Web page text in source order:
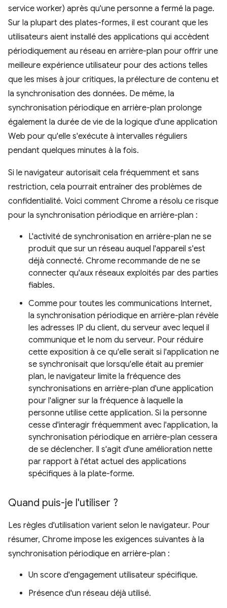
service worker) après qu'une personne a fermé la page.
Sur la plupart des plates-formes, il est courant que les
utilisateurs aient installé des applications qui accèdent
périodiquement au réseau en arrière-plan pour offrir une
meilleure expérience utilisateur pour des actions telles
que les mises à jour critiques, la prélecture de contenu et
la synchronisation des données. De même, la
synchronisation périodique en arrière-plan prolonge
également la durée de vie de la logique d'une application
Web pour qu'elle s'exécute à intervalles réguliers
pendant quelques minutes à la fois.
Si le navigateur autorisait cela fréquemment et sans
restriction, cela pourrait entraîner des problèmes de
confidentialité. Voici comment Chrome a résolu ce risque
pour la synchronisation périodique en arrière-plan :
L'activité de synchronisation en arrière-plan ne se
produit que sur un réseau auquel l'appareil s'est
déjà connecté. Chrome recommande de ne se
connecter qu'aux réseaux exploités par des parties
fiables.
Comme pour toutes les communications Internet,
la synchronisation périodique en arrière-plan révèle
les adresses IP du client, du serveur avec lequel il
communique et le nom du serveur. Pour réduire
cette exposition à ce qu'elle serait si l'application ne
se synchronisait que lorsqu'elle était au premier
plan, le navigateur limite la fréquence des
synchronisations en arrière-plan d'une application
pour l'aligner sur la fréquence à laquelle la
personne utilise cette application. Si la personne
cesse d'interagir fréquemment avec l'application, la
synchronisation périodique en arrière-plan cessera
de se déclencher. Il s'agit d'une amélioration nette
par rapport à l'état actuel des applications
spécifiques à la plate-forme.
Quand puis-je l'utiliser ?
Les règles d'utilisation varient selon le navigateur. Pour
résumer, Chrome impose les exigences suivantes à la
synchronisation périodique en arrière-plan :
Un score d'engagement utilisateur spécifique.
Présence d'un réseau déjà utilisé.